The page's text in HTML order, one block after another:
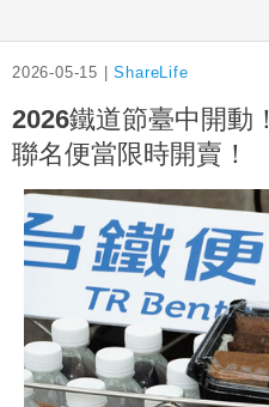
2026-05-15 |ShareLife
2026鐵道節臺中開動
聯名便當限時開賣！